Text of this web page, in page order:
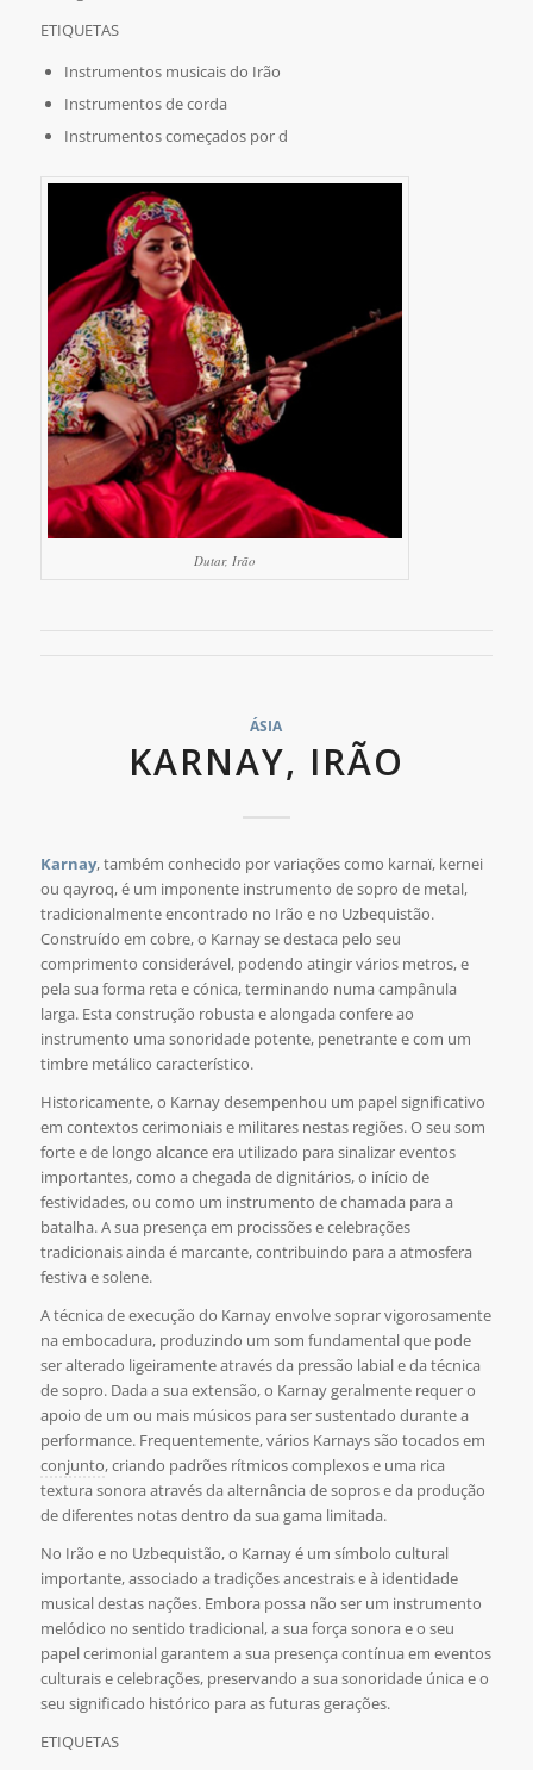
ETIQUETAS
Instrumentos musicais do Irão
Instrumentos de corda
Instrumentos começados por d
Dutar, Irão
ÁSIA
KARNAY, IRÃO
Karnay, também conhecido por variações como karnaï, kernei
ou qayroq, é um imponente instrumento de sopro de metal,
tradicionalmente encontrado no Irão e no Uzbequistão.
Construído em cobre, o Karnay se destaca pelo seu
comprimento considerável, podendo atingir vários metros, e
pela sua forma reta e cónica, terminando numa campânula
larga. Esta construção robusta e alongada confere ao
instrumento uma sonoridade potente, penetrante e com um
timbre metálico característico.
Historicamente, o Karnay desempenhou um papel significativo
em contextos cerimoniais e militares nestas regiões. O seu som
forte e de longo alcance era utilizado para sinalizar eventos
importantes, como a chegada de dignitários, o início de
festividades, ou como um instrumento de chamada para a
batalha. A sua presença em procissões e celebrações
tradicionais ainda é marcante, contribuindo para a atmosfera
festiva e solene.
A técnica de execução do Karnay envolve soprar vigorosamente
na embocadura, produzindo um som fundamental que pode
ser alterado ligeiramente através da pressão labial e da técnica
de sopro. Dada a sua extensão, o Karnay geralmente requer o
apoio de um ou mais músicos para ser sustentado durante a
performance. Frequentemente, vários Karnays são tocados em
conjunto, criando padrões rítmicos complexos e uma rica
textura sonora através da alternância de sopros e da produção
de diferentes notas dentro da sua gama limitada.
No Irão e no Uzbequistão, o Karnay é um símbolo cultural
importante, associado a tradições ancestrais e à identidade
musical destas nações. Embora possa não ser um instrumento
melódico no sentido tradicional, a sua força sonora e o seu
papel cerimonial garantem a sua presença contínua em eventos
culturais e celebrações, preservando a sua sonoridade única e o
seu significado histórico para as futuras gerações.
ETIQUETAS